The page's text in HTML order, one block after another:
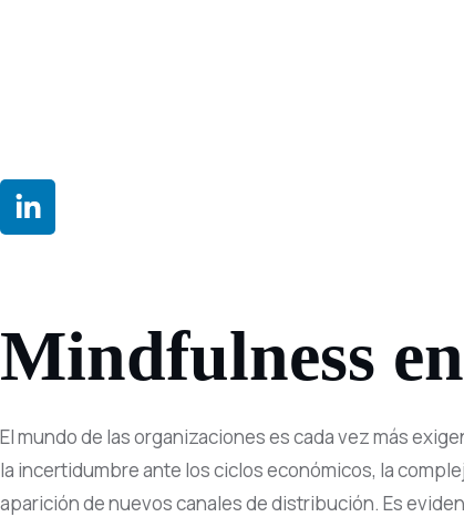
Mindfulness
El mundo de las organizaciones es cada vez más
la incertidumbre ante los ciclos económicos, la
aparición de nuevos canales de distribución. Es